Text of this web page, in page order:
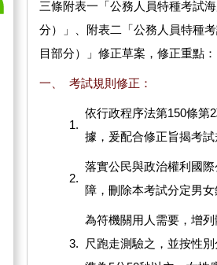
三條附表一「公務人員特種考試
分）」、附表二「公務人員特種
目部分）」修正草案，修正重點：
一、 考試規則修正：
1.
依行政程序法第150條第
據，爰配合修正旨揭考
2.
落實公民與政治權利國
障，刪除本考試分定男
3.
為符機關用人需要，增
尺跑走測驗之，並按性